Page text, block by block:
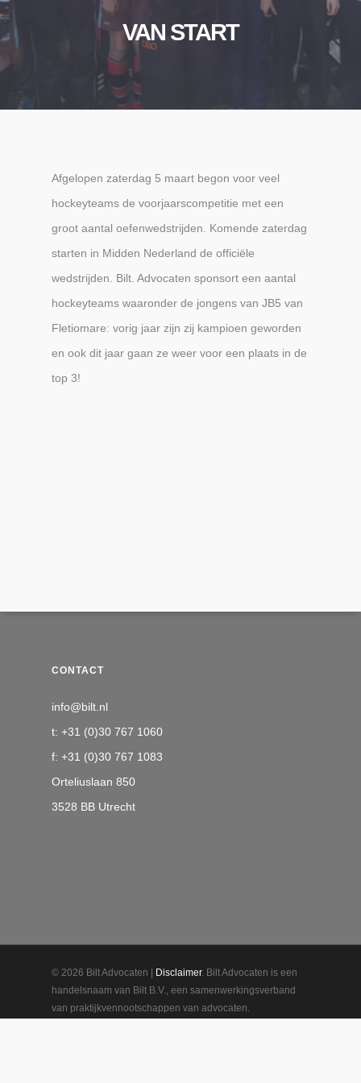
VAN START
Afgelopen zaterdag 5 maart begon voor veel
hockeyteams de voorjaarscompetitie met een
groot aantal oefenwedstrijden. Komende zaterdag
starten in Midden Nederland de officiële
wedstrijden. Bilt. Advocaten sponsort een aantal
hockeyteams waaronder de jongens van JB5 van
Fletiomare: vorig jaar zijn zij kampioen geworden
en ook dit jaar gaan ze weer voor een plaats in de
top 3!
CONTACT
info@bilt.nl
t: +31 (0)30 767 1060
f: +31 (0)30 767 1083
Orteliuslaan 850
3528 BB Utrecht
© 2026 Bilt Advocaten | Disclaimer. Bilt Advocaten is een
handelsnaam van Bilt B.V., een samenwerkingsverband
van praktijkvennootschappen van advocaten.